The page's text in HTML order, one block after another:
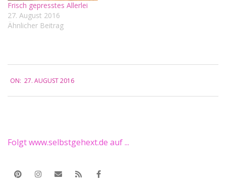
Frisch gepresstes Allerlei
27. August 2016
Ähnlicher Beitrag
08-
27
ON: 27. AUGUST 2016
Folgt www.selbstgehext.de auf ...